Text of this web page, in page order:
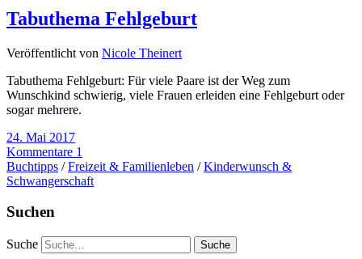
Tabuthema Fehlgeburt
Veröffentlicht von Nicole Theinert
Tabuthema Fehlgeburt: Für viele Paare ist der Weg zum
Wunschkind schwierig, viele Frauen erleiden eine Fehlgeburt oder
sogar mehrere.
24. Mai 2017
Kommentare 1
Buchtipps /Freizeit & Familienleben /Kinderwunsch &
Schwangerschaft
Suchen
Suche